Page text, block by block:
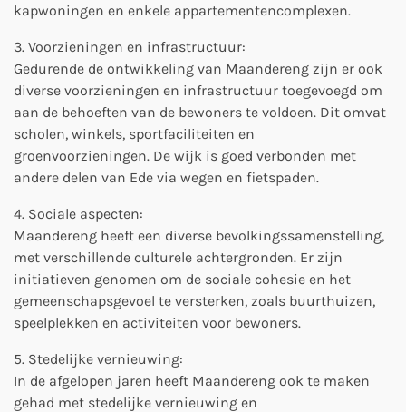
kapwoningen en enkele appartementencomplexen.
3. Voorzieningen en infrastructuur:
Gedurende de ontwikkeling van Maandereng zijn er ook
diverse voorzieningen en infrastructuur toegevoegd om
aan de behoeften van de bewoners te voldoen. Dit omvat
scholen, winkels, sportfaciliteiten en
groenvoorzieningen. De wijk is goed verbonden met
andere delen van Ede via wegen en fietspaden.
4. Sociale aspecten:
Maandereng heeft een diverse bevolkingssamenstelling,
met verschillende culturele achtergronden. Er zijn
initiatieven genomen om de sociale cohesie en het
gemeenschapsgevoel te versterken, zoals buurthuizen,
speelplekken en activiteiten voor bewoners.
5. Stedelijke vernieuwing:
In de afgelopen jaren heeft Maandereng ook te maken
gehad met stedelijke vernieuwing en